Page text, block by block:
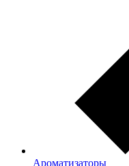
Ароматизаторы